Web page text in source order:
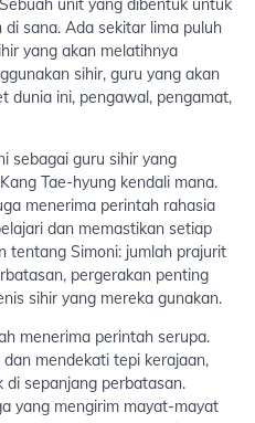
unit yang dibentuk untuk
sana. Ada sekitar lima puluh
yang akan melatihnya
sihir, guru yang akan
dunia ini, pengawal, pengamat,
sebagai guru sihir yang
Tae-hyung kendali mana.
menerima perintah rahasia
dan memastikan setiap
tentang Simoni: jumlah prajurit
pergerakan penting
sihir yang mereka gunakan.
menerima perintah serupa.
mendekati tepi kerajaan,
sepanjang perbatasan.
yang mengirim mayat-mayat